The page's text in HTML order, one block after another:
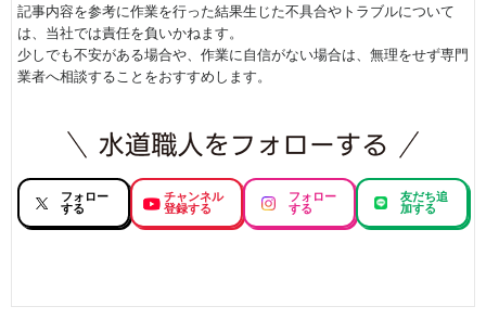
記事内容を参考に作業を行った結果生じた不具合やトラブルについて
は、当社では責任を負いかねます。
少しでも不安がある場合や、作業に自信がない場合は、無理をせず専門
業者へ相談することをおすすめします。
フォロー
する
チャンネル
登録する
フォロー
する
友だち追
加する